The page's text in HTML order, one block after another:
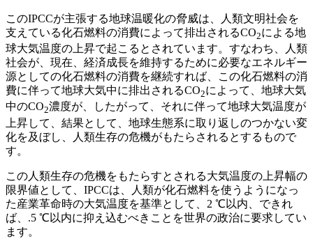
このIPCCが主張する地球温暖化の脅威は、人類文明社会を
支えている化石燃料の消費によって排出されるCO2による地
球大気温度の上昇で起こるとされています。すなわち、人類
社会が、現在、経済成長を維持するために必要なエネルギー
源としての化石燃料の消費を継続すれば、この化石燃料の消
費に伴って地球大気中に排出されるCO2によって、地球大気
中のCO2濃度が、したがって、それに伴って地球大気温度が
上昇して、結果として、地球生態系に取り返しのつかない変
化を及ぼし、人類生存の危機がもたらされるとするもので
す。
この人類生存の危機をもたらすとされる大気温度の上昇幅の
限界値として、IPCCは、人類が化石燃料を使うようになっ
た産業革命時の大気温度を基準として、2 ℃以内、できれ
ば、.5 ℃以内に抑え込むべきことを世界の政治に要求してい
ます。